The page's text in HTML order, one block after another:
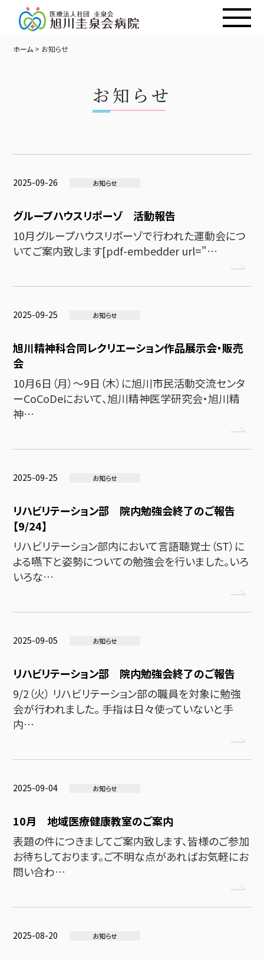
ホーム > お知らせ
お知らせ
2025-09-26 お知らせ
グループハウスリポーゾ 活動報告
10月グループハウスリポーゾで行われた運動会につ
いてご案内致します[pdf-embedder url="…
2025-09-25 お知らせ
旭川精神科合同レクリエーション作品展示会・販売
会
10月6日（月）～9日（木）に旭川市民活動交流センタ
ーCoCoDeにおいて、旭川精神医学研究会・旭川精
神…
2025-09-25 お知らせ
リハビリテーション部 院内勉強会終了のご報告
【9/24】
リハビリテーション部内において言語聴覚士（ST）に
よる嚥下と姿勢についての勉強会を行いました。いろ
いろな…
2025-09-05 お知らせ
リハビリテーション部 院内勉強会終了のご報告
9/2（火） リハビリテーション部の職員を対象に勉強
会が行われました。 手指は日々使っていないと手
内…
2025-09-04 お知らせ
10月 地域医療健康教室のご案内
表題の件につきましてご案内致します、皆様のご参加
お待ちしております。ご不明な点があればお気軽にお
問い合わ…
2025-08-20 お知らせ